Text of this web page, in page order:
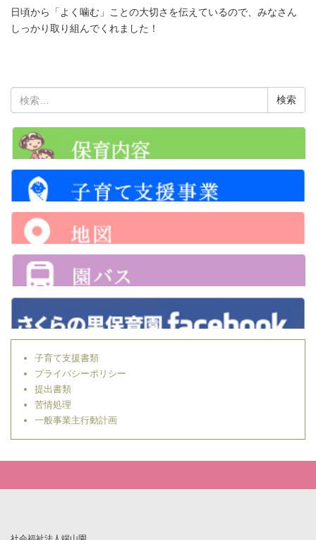
日頃から「よく噛む」ことの大切さを伝えているので、みなさん
しっかり取り組んでくれました！
索:
子育て支援書類
プライバシーポリシー
提出書類
苦情処理
一般事業主行動計画